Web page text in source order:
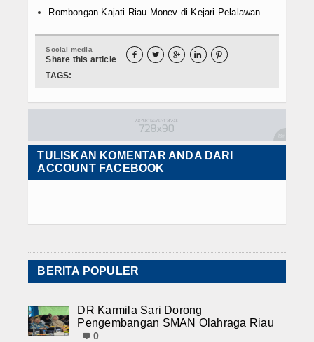
Rombongan Kajati Riau Monev di Kejari Pelalawan
Social media
Share this article     
TAGS:
TULISKAN KOMENTAR ANDA DARI
ACCOUNT FACEBOOK
BERITA POPULER
DR Karmila Sari Dorong
Pengembangan SMAN Olahraga Riau
0